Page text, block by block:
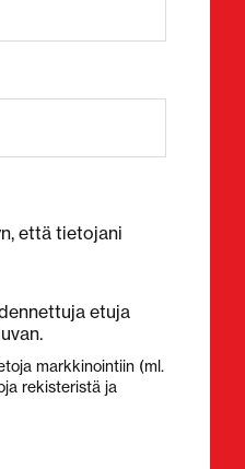
että tietojani
etuja
markkinointiin (ml.
rekisteristä ja